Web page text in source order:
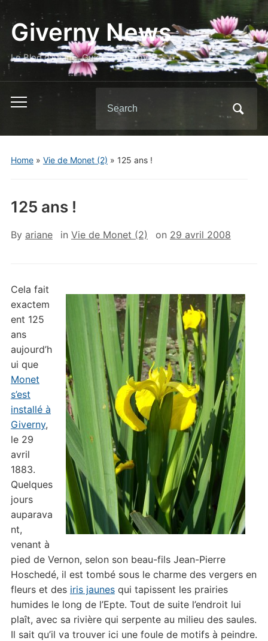
Giverny News
Le Blog d'Ariane, Guide à Giverny
Toggle
menu
for:
Home» Vie de Monet (2) » 125 ans !
125 ans !
By ariane in Vie de Monet (2) on 29 avril 2008
Cela fait
exactem
ent 125
ans
aujourd’h
ui que
Monet
s’est
installé à
Giverny,
le 29
avril
1883.
Quelques
jours
auparava
nt,
venant à
pied de Vernon, selon son beau-fils Jean-Pierre
Hoschedé, il est tombé sous le charme des vergers en
fleurs et des iris jaunesqui tapissent les prairies
humides le long de l’Epte. Tout de suite l’endroit lui
plaît, avec sa rivière qui serpente au milieu des saules.
Il sait qu’il va trouver ici une foule de motifs à peindre.